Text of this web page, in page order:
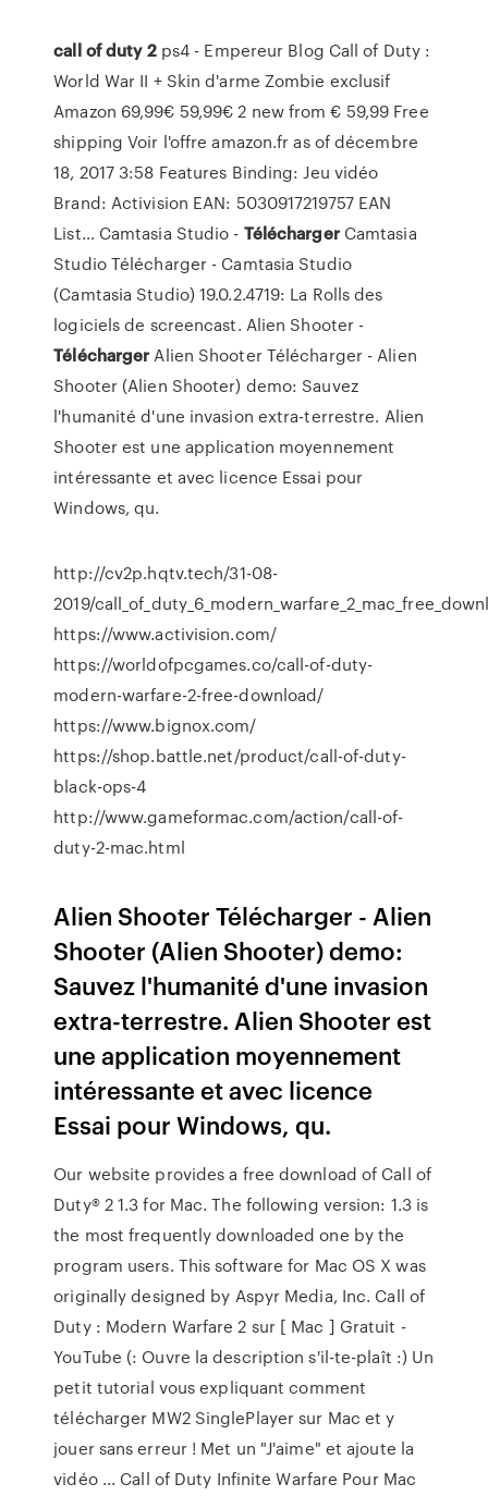
call ofduty 2ps4 - Empereur Blog Call of Duty :
World War II + Skin d'arme Zombie exclusif
Amazon 69,99€ 59,99€ 2 new from € 59,99 Free
shipping Voir l'offre amazon.fr as of décembre
18, 2017 3:58 Features Binding: Jeu vidéo
Brand: Activision EAN: 5030917219757 EAN
List… Camtasia Studio - TéléchargerCamtasia
Studio Télécharger - Camtasia Studio
(Camtasia Studio) 19.0.2.4719: La Rolls des
logiciels de screencast. Alien Shooter -
TéléchargerAlien Shooter Télécharger - Alien
Shooter (Alien Shooter) demo: Sauvez
l'humanité d'une invasion extra-terrestre. Alien
Shooter est une application moyennement
intéressante et avec licence Essai pour
Windows, qu.
http://cv2p.hqtv.tech/31-08-
2019/
https://www.activision.com/
https://worldofpcgames.co/call-of-duty-
modern-warfare-2-free-download/
https://www.bignox.com/
https://shop.battle.net/product/call-of-duty-
black-ops-4
http://www.gameformac.com/action/call-of-
duty-2-mac.html
Alien Shooter Télécharger - Alien
Shooter (Alien Shooter) demo:
Sauvez l'humanité d'une invasion
extra-terrestre. Alien Shooter est
une application moyennement
intéressante et avec licence
Essai pour Windows, qu.
Our website provides a free download of Call of
Duty® 2 1.3 for Mac. The following version: 1.3 is
the most frequently downloaded one by the
program users. This software for Mac OS X was
originally designed by Aspyr Media, Inc. Call of
Duty : Modern Warfare 2 sur [ Mac ] Gratuit -
YouTube (: Ouvre la description s'il-te-plaît :) Un
petit tutorial vous expliquant comment
télécharger MW2 SinglePlayer sur Mac et y
jouer sans erreur ! Met un "J'aime" et ajoute la
vidéo ... Call of Duty Infinite Warfare Pour Mac